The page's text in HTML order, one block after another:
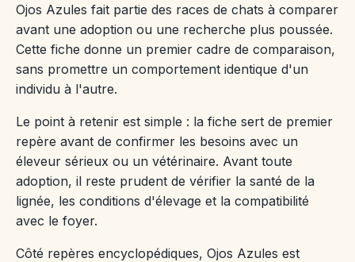
Ojos Azules fait partie des races de chats à comparer
avant une adoption ou une recherche plus poussée.
Cette fiche donne un premier cadre de comparaison,
sans promettre un comportement identique d'un
individu à l'autre.
Le point à retenir est simple : la fiche sert de premier
repère avant de confirmer les besoins avec un
éleveur sérieux ou un vétérinaire. Avant toute
adoption, il reste prudent de vérifier la santé de la
lignée, les conditions d'élevage et la compatibilité
avec le foyer.
Côté repères encyclopédiques, Ojos Azules est